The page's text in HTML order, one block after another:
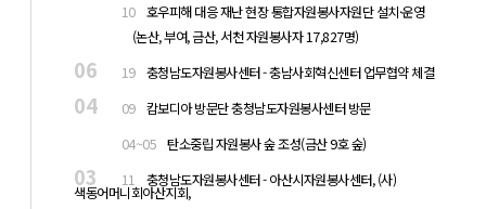
10 호우피해 대응 재난 현장 통합자원봉사자원단 설치·운영
(논산, 부여, 금산, 서천 자원봉사자 17,827명)
06 19 충청남도자원봉사센터 - 충남사회혁신센터 업무협약 체결
04 09 캄보디아 방문단 충청남도자원봉사센터 방문
04~05 탄소중립 자원봉사 숲 조성(금산 9호 숲)
03 11 충청남도자원봉사센터 - 아산시자원봉사센터, (사)
색동어머니회아산지회,